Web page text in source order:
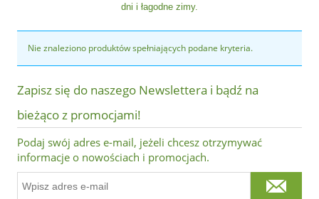
dni i łagodne zimy.
Nie znaleziono produktów spełniających podane kryteria.
Zapisz się do naszego Newslettera i bądź na
bieżąco z promocjami!
Podaj swój adres e-mail, jeżeli chcesz otrzymywać
informacje o nowościach i promocjach.